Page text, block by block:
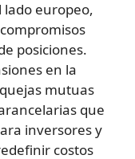
lado europeo,
posiciones.
en la
mutuas
que
inversores y
costos